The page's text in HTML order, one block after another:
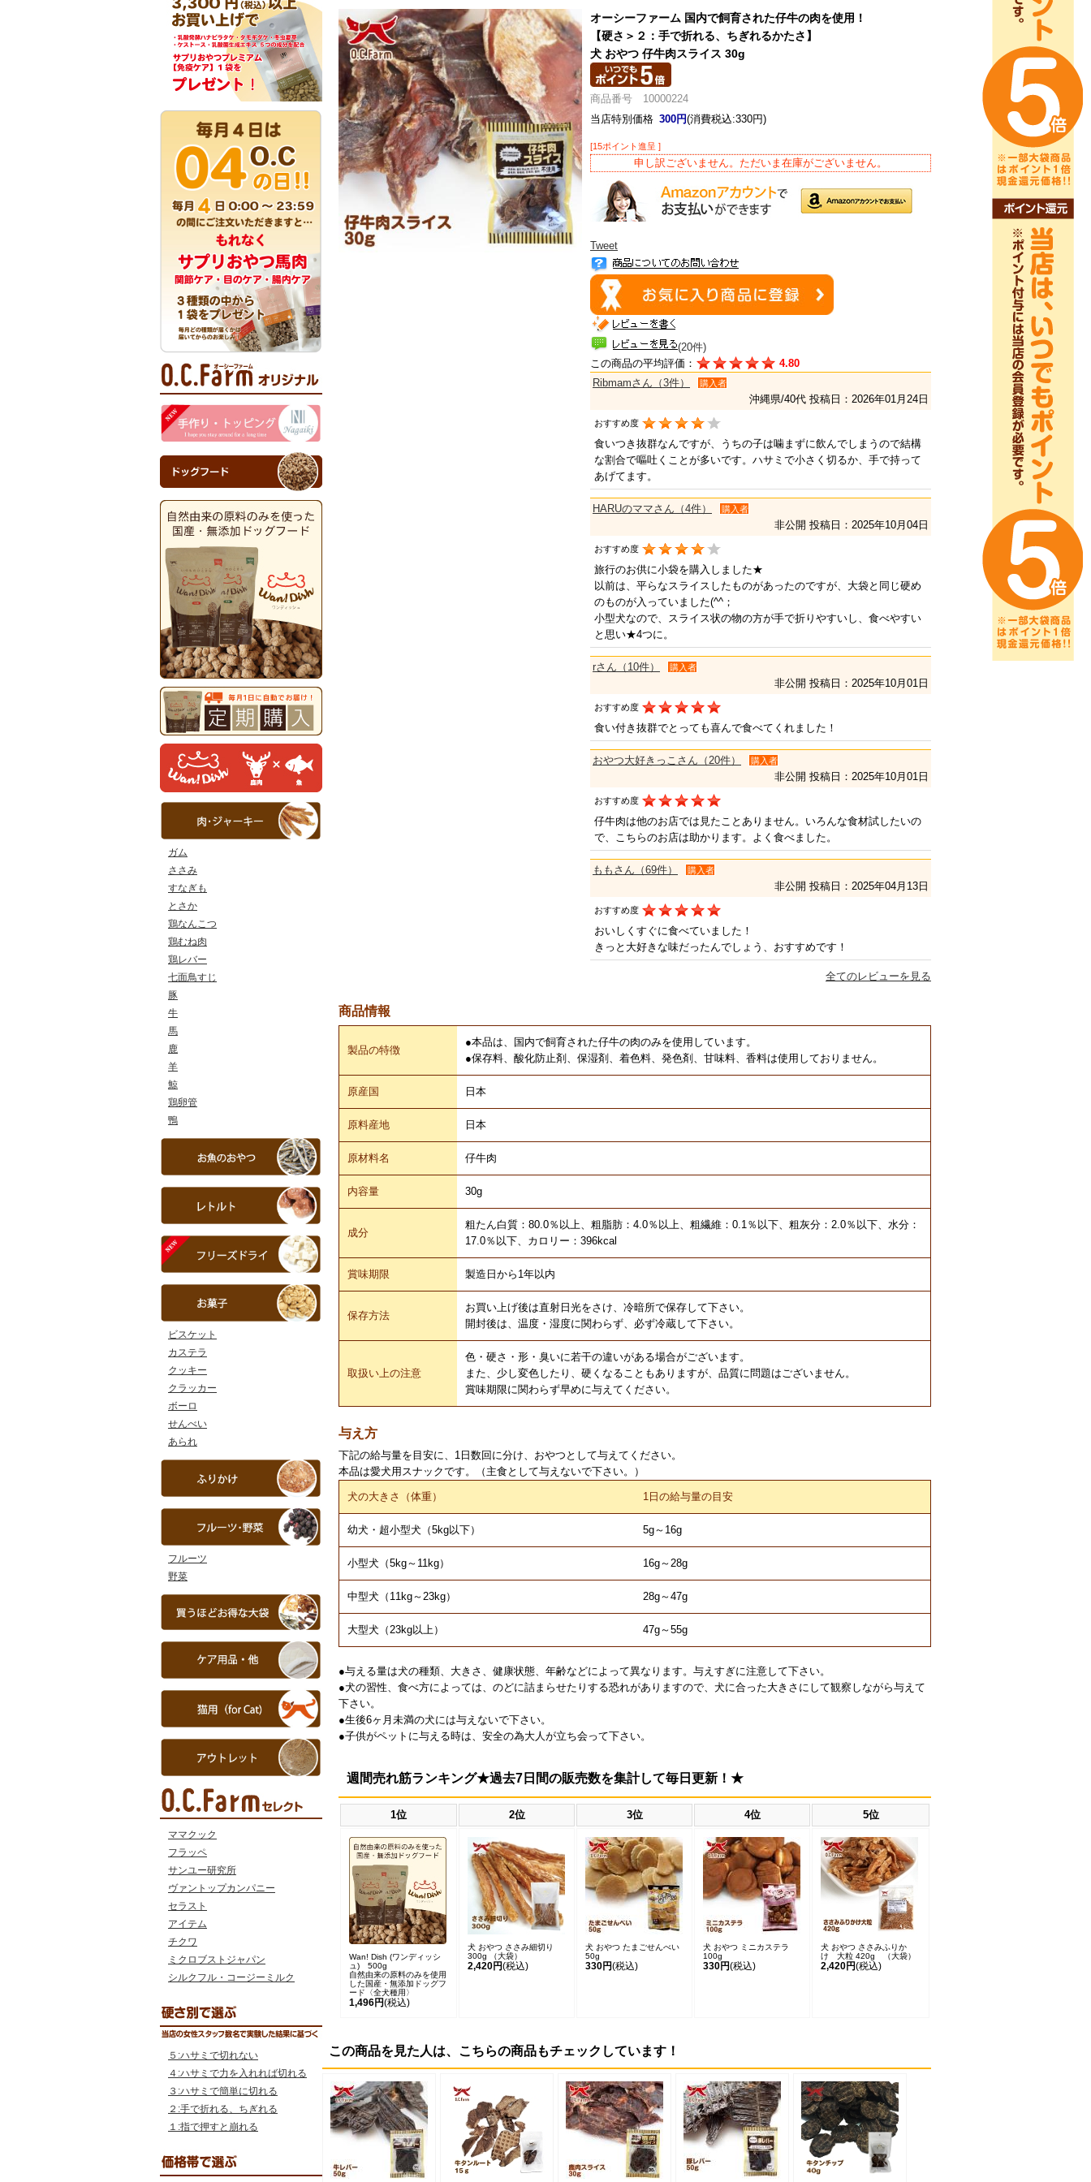
ガム
ささみ
すなぎも
とさか
鶏なんこつ
鶏むね肉
鶏レバー
七面鳥すじ
豚
牛
馬
鹿
羊
鯨
鶏卵管
鴨
ビスケット
カステラ
クッキー
クラッカー
ボーロ
せんべい
あられ
フルーツ
野菜
ママクック
フラッペ
サンユー研究所
ヴァントップカンパニー
セラスト
アイテム
チクワ
ミクロブストジャパン
シルクフル・コージーミルク
５:ハサミで切れない
４:ハサミで力を入れれば切れる
３:ハサミで簡単に切れる
２:手で折れる、ちぎれる
１:指で押すと崩れる
オーシーファーム 国内で飼育された仔牛の肉を使用！
【硬さ＞２：手で折れる、ちぎれるかたさ】
犬 おやつ 仔牛肉スライス 30g
商品番号 10000224
当店特別価格 300円(消費税込:330円)
[15ポイント進呈 ]
申し訳ございません。ただいま在庫がございません。
Tweet
(20件)
この商品の平均評価：
4.80
Ribmamさん（3件）
購入者
沖縄県/40代 投稿日：2026年01月24日
おすすめ度
食いつき抜群なんですが、うちの子は噛まずに飲んでしまうので結構
な割合で嘔吐くことが多いです。ハサミで小さく切るか、手で持って
あげてます。
HARUのママさん（4件） 購入者
非公開 投稿日：2025年10月04日
おすすめ度
旅行のお供に小袋を購入しました★
以前は、平らなスライスしたものがあったのですが、大袋と同じ硬め
のものが入っていました(^^；
小型犬なので、スライス状の物の方が手で折りやすいし、食べやすい
と思い★4つに。
rさん（10件） 購入者
非公開 投稿日：2025年10月01日
おすすめ度
食い付き抜群でとっても喜んで食べてくれました！
おやつ大好きっこさん（20件） 購入者
非公開 投稿日：2025年10月01日
おすすめ度
仔牛肉は他のお店では見たことありません。いろんな食材試したいの
で、こちらのお店は助かります。よく食べました。
ももさん（69件） 購入者
非公開 投稿日：2025年04月13日
おすすめ度
おいしくすぐに食べていました！
きっと大好きな味だったんでしょう、おすすめです！
全てのレビューを見る
商品情報
製品の特徴
●本品は、国内で飼育された仔牛の肉のみを使用しています。
●保存料、酸化防止剤、保湿剤、着色料、発色剤、甘味料、香料は使用しておりません。
原産国 日本
原料産地 日本
原材料名 仔牛肉
内容量 30g
成分
粗たん白質：80.0％以上、粗脂肪：4.0％以上、粗繊維：0.1％以下、粗灰分：2.0％以下、水分：
17.0％以下、カロリー：396kcal
賞味期限 製造日から1年以内
保存方法
お買い上げ後は直射日光をさけ、冷暗所で保存して下さい。
開封後は、温度・湿度に関わらず、必ず冷蔵して下さい。
取扱い上の注意
色・硬さ・形・臭いに若干の違いがある場合がございます。
また、少し変色したり、硬くなることもありますが、品質に問題はございません。
賞味期限に関わらず早めに与えてください。
与え方
下記の給与量を目安に、1日数回に分け、おやつとして与えてください。
本品は愛犬用スナックです。（主食として与えないで下さい。）
犬の大きさ（体重） 1日の給与量の目安
幼犬・超小型犬（5kg以下） 5g～16g
小型犬（5kg～11kg） 16g～28g
中型犬（11kg～23kg） 28g～47g
大型犬（23kg以上） 47g～55g
●与える量は犬の種類、大きさ、健康状態、年齢などによって異なります。与えすぎに注意して下さい。
●犬の習性、食べ方によっては、のどに詰まらせたりする恐れがありますので、犬に合った大きさにして観察しながら与えて
下さい。
●生後6ヶ月未満の犬には与えないで下さい。
●子供がペットに与える時は、安全の為大人が立ち会って下さい。
週間売れ筋ランキング★過去7日間の販売数を集計して毎日更新！★
1位 2位 3位 4位 5位
Wan! Dish (ワンディッシ
ュ) 500g
自然由来の原料のみを使用
した国産・無添加ドッグフ
ード〈全犬種用〉
1,496円(税込)
犬 おやつ ささみ細切り
300g （大袋）
2,420円(税込)
犬 おやつ たまごせんべい
50g
330円(税込)
犬 おやつ ミニカステラ
100g
330円(税込)
犬 おやつ ささみふりか
け 大粒 420g （大袋）
2,420円(税込)
この商品を見た人は、こちらの商品もチェックしています！